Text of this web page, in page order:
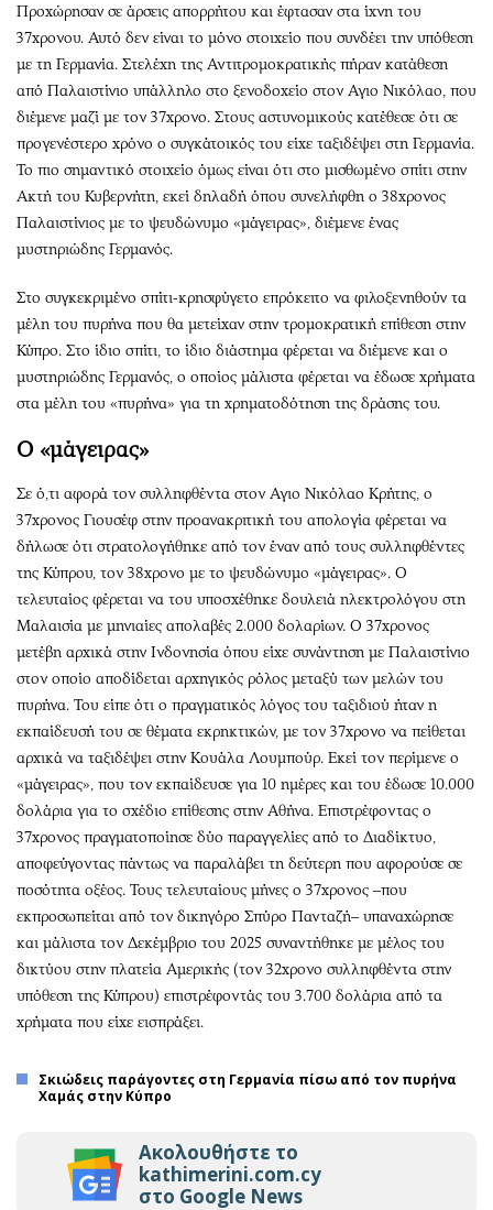
Προχώρησαν σε άρσεις απορρήτου και έφτασαν στα ίχνη του
37χρονου. Αυτό δεν είναι το μόνο στοιχείο που συνδέει την υπόθεση
με τη Γερμανία. Στελέχη της Αντιτρομοκρατικής πήραν κατάθεση
από Παλαιστίνιο υπάλληλο στο ξενοδοχείο στον Αγιο Νικόλαο, που
διέμενε μαζί με τον 37χρονο. Στους αστυνομικούς κατέθεσε ότι σε
προγενέστερο χρόνο ο συγκάτοικός του είχε ταξιδέψει στη Γερμανία.
Το πιο σημαντικό στοιχείο όμως είναι ότι στο μισθωμένο σπίτι στην
Ακτή του Κυβερνήτη, εκεί δηλαδή όπου συνελήφθη ο 38χρονος
Παλαιστίνιος με το ψευδώνυμο «μάγειρας», διέμενε ένας
μυστηριώδης Γερμανός.
Στο συγκεκριμένο σπίτι-κρησφύγετο επρόκειτο να φιλοξενηθούν τα
μέλη του πυρήνα που θα μετείχαν στην τρομοκρατική επίθεση στην
Κύπρο. Στο ίδιο σπίτι, το ίδιο διάστημα φέρεται να διέμενε και ο
μυστηριώδης Γερμανός, ο οποίος μάλιστα φέρεται να έδωσε χρήματα
στα μέλη του «πυρήνα» για τη χρηματοδότηση της δράσης του.
Ο «μάγειρας»
Σε ό,τι αφορά τον συλληφθέντα στον Αγιο Νικόλαο Κρήτης, ο
37χρονος Γιουσέφ στην προανακριτική του απολογία φέρεται να
δήλωσε ότι στρατολογήθηκε από τον έναν από τους συλληφθέντες
της Κύπρου, τον 38χρονο με το ψευδώνυμο «μάγειρας». Ο
τελευταίος φέρεται να του υποσχέθηκε δουλειά ηλεκτρολόγου στη
Μαλαισία με μηνιαίες απολαβές 2.000 δολαρίων. Ο 37χρονος
μετέβη αρχικά στην Ινδονησία όπου είχε συνάντηση με Παλαιστίνιο
στον οποίο αποδίδεται αρχηγικός ρόλος μεταξύ των μελών του
πυρήνα. Του είπε ότι ο πραγματικός λόγος του ταξιδιού ήταν η
εκπαίδευσή του σε θέματα εκρηκτικών, με τον 37χρονο να πείθεται
αρχικά να ταξιδέψει στην Κουάλα Λουμπούρ. Εκεί τον περίμενε ο
«μάγειρας», που τον εκπαίδευσε για 10 ημέρες και του έδωσε 10.000
δολάρια για το σχέδιο επίθεσης στην Αθήνα. Επιστρέφοντας ο
37χρονος πραγματοποίησε δύο παραγγελίες από το Διαδίκτυο,
αποφεύγοντας πάντως να παραλάβει τη δεύτερη που αφορούσε σε
ποσότητα οξέος. Τους τελευταίους μήνες ο 37χρονος –που
εκπροσωπείται από τον δικηγόρο Σπύρο Πανταζή– υπαναχώρησε
και μάλιστα τον Δεκέμβριο του 2025 συναντήθηκε με μέλος του
δικτύου στην πλατεία Αμερικής (τον 32χρονο συλληφθέντα στην
υπόθεση της Κύπρου) επιστρέφοντάς του 3.700 δολάρια από τα
χρήματα που είχε εισπράξει.
Σκιώδεις παράγοντες στη Γερμανία πίσω από τον πυρήνα
Χαμάς στην Κύπρο
Ακολουθήστε το
kathimerini.com.cy
στο Google News